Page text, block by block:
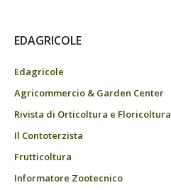
EDAGRICOLE
Edagricole
Agricommercio & Garden Center
Rivista di Orticoltura e Floricoltura
Il Contoterzista
Frutticoltura
Informatore Zootecnico